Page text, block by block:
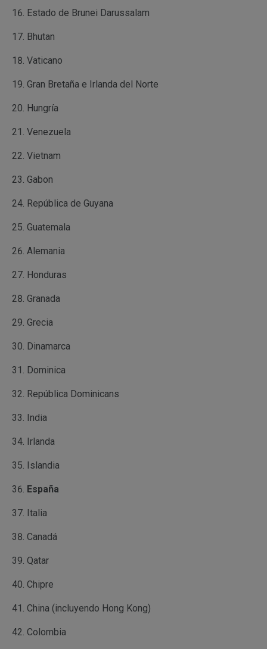
Estado de Brunei Darussalam
Bhutan
Vaticano
Gran Bretaña e Irlanda del Norte
Hungría
Venezuela
Vietnam
Gabon
República de Guyana
Guatemala
Alemania
Honduras
Granada
Grecia
Dinamarca
Dominica
República Dominicans
India
Irlanda
Islandia
España
Italia
Canadá
Qatar
Chipre
China (incluyendo Hong Kong)
Colombia